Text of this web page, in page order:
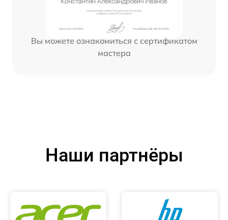
Вы можете ознакомиться с сертификатом
мастера
Наши партнёры